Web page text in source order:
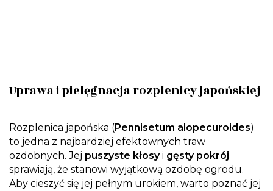
Uprawa i pielęgnacja rozplenicy japońskiej
Rozplenica japońska (Pennisetum alopecuroides)
to jedna z najbardziej efektownych traw
ozdobnych. Jej puszyste kłosyi gęsty pokrój
sprawiają, że stanowi wyjątkową ozdobę ogrodu.
Aby cieszyć się jej pełnym urokiem, warto poznać jej